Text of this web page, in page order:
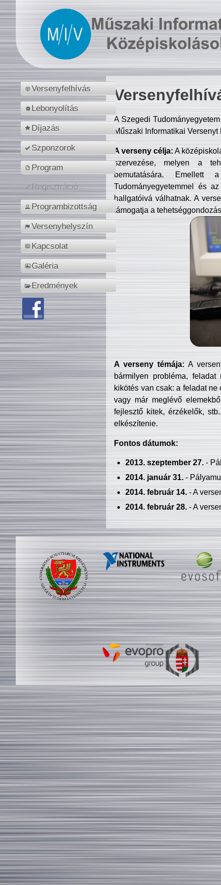
Versenyfelhívás
Lebonyolítás
Díjazás
Szponzorok
Program
Regisztráció
Programbizottság
Versenyhelyszín
Kapcsolat
Galéria
Eredmények
A Szegedi
Műszaki Informatikai
A verseny célja: A
szervezése, melyen a
bemutatására. Emellett
Tudományegyetemmel és
hallgatóivá válhatnak. A
támogatja a
A verseny témája: A
bármilyen probléma, feladat
kikötés van csak: a feladat
vagy már meglévő
fejlesztő kitek, érzékelők,
elkészítenie.
Fontos dátumok:
2013. szeptember 27.-
2014. január 31.-
2014. február 14.- A
2014. február 28.- A